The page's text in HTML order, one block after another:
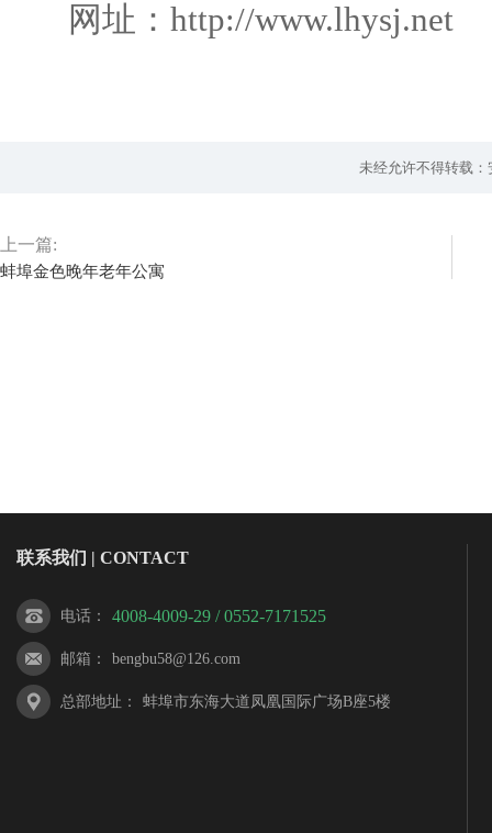
网址：http://www.lhysj.net
未经允许不得转载：
上一篇:
蚌埠金色晚年老年公寓
联系我们 | CONTACT
电话 ： 4008-4009-29 / 0552-7171525
邮箱 ： bengbu58@126.com
总部地址 ： 蚌埠市东海大道凤凰国际广场B座5楼